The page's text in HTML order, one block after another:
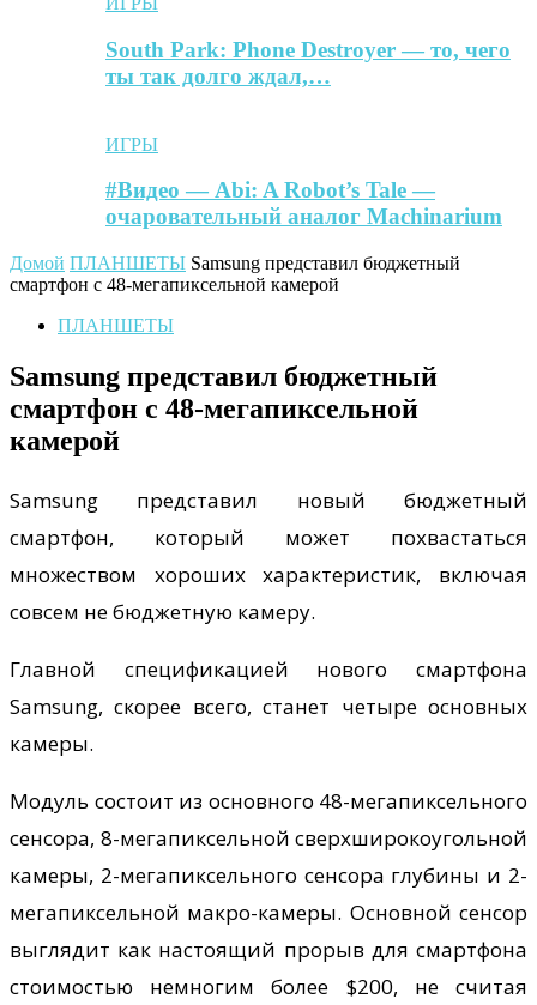
South Park: Phone Destroyer — то, чего
ты так долго ждал,…
ИГРЫ
#Видео — Abi: A Robot’s Tale —
очаровательный аналог Machinarium
Домой ПЛАНШЕТЫ Samsung представил бюджетный
смартфон с 48-мегапиксельной камерой
ПЛАНШЕТЫ
Samsung представил бюджетный
смартфон с 48-мегапиксельной
камерой
Samsung представил новый бюджетный
смартфон, который может похвастаться
множеством хороших характеристик, включая
совсем не бюджетную камеру.
Главной спецификацией нового смартфона
Samsung, скорее всего, станет четыре основных
камеры.
Модуль состоит из основного 48-мегапиксельного
сенсора, 8-мегапиксельной сверхширокоугольной
камеры, 2-мегапиксельного сенсора глубины и 2-
мегапиксельной макро-камеры. Основной сенсор
выглядит как настоящий прорыв для смартфона
стоимостью немногим более $200, не считая